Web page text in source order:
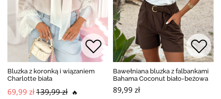
Bluzka z koronką i wiązaniem
Charlotte biała
69,99 zł139,99 zł 🔥
Bawełniana bluzka z falbankami
Bahama Coconut biało-beżowa
89,99 zł